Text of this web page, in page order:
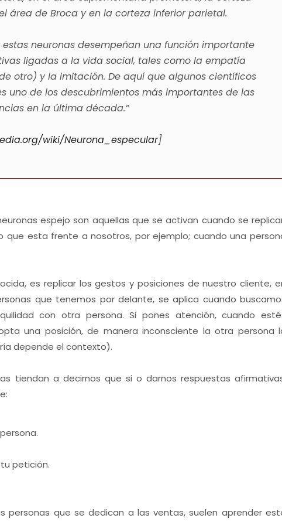
área de Broca y en la corteza inferior parietal.
neuronas desempeñan una función importante
ligadas a la vida social, tales como la empatía
otro) y la imitación. De aquí que algunos científicos
uno de los descubrimientos más importantes de las
en la última década.”
wiki/Neurona_especular]
espejo son aquellas que se activan cuando se
que esta frente a nosotros, por ejemplo; cuando una
es replicar los gestos y posiciones de nuestro cliente,
que tenemos por delante, se aplica cuando
con otra persona. Si pones atención, cuando
una posición, de manera inconsciente la otra persona
depende el contexto).
tiendan a decirnos que si o darnos respuestas
petición.
personas que se dedican a las ventas, suelen aprender